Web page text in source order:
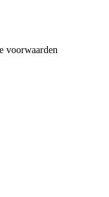
voorwaarden